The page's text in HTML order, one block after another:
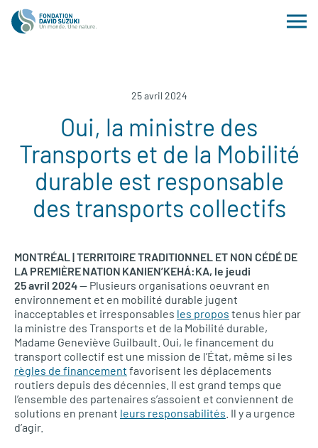
25 avril 2024
Oui, la ministre des
Transports et de la Mobilité
durable est responsable
des transports collectifs
MONTRÉAL | TERRITOIRE TRADITIONNEL ET NON CÉDÉ DE
LA PREMIÈRE NATION KANIEN’KEHÁ:KA, le jeudi
25 avril 2024— Plusieurs organisations oeuvrant en
environnement et en mobilité durable jugent
inacceptables et irresponsables les propos tenus hier par
la ministre des Transports et de la Mobilité durable,
Madame Geneviève Guilbault. Oui, le financement du
transport collectif est une mission de l’État, même si les
règles de financement favorisent les déplacements
routiers depuis des décennies. Il est grand temps que
l’ensemble des partenaires s’assoient et conviennent de
solutions en prenant leurs responsabilités . Il y a urgence
d’agir.